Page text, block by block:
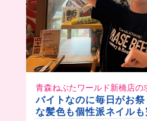
青森ねぶたワールド新橋店の
バイトなのに毎日がお
な髪色も個性派ネイル